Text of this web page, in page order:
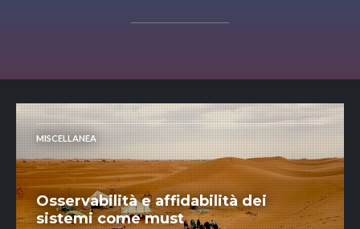
MISCELLANEA
Osservabilità e affidabilità dei
sistemi come must